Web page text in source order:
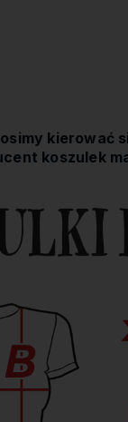
kierować
koszulek